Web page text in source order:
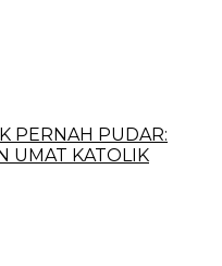
PERNAH PUDAR:
UMAT KATOLIK